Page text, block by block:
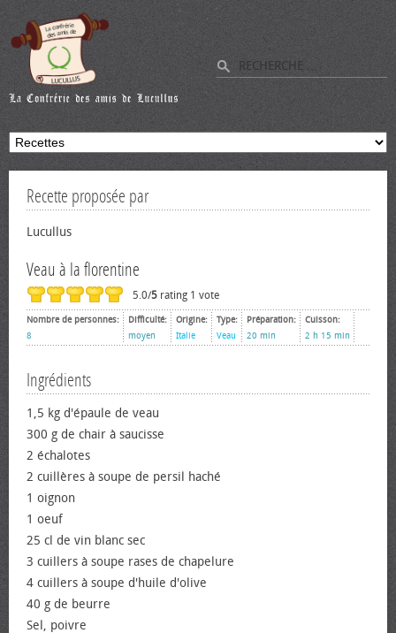
Recette proposée par
Lucullus
Veau à la florentine
5.0/5 rating 1 vote
Nombre de personnes:
8
Difficulté:
moyen
Origine:
Italie
Type:
Veau
Préparation:
20 min
Cuisson:
2 h 15 min
Ingrédients
1,5 kg d'épaule de veau
300 g de chair à saucisse
2 échalotes
2 cuillères à soupe de persil haché
1 oignon
1 œuf
25 cl de vin blanc sec
3 cuillers à soupe rases de chapelure
4 cuillers à soupe d'huile d'olive
40 g de beurre
Sel, poivre